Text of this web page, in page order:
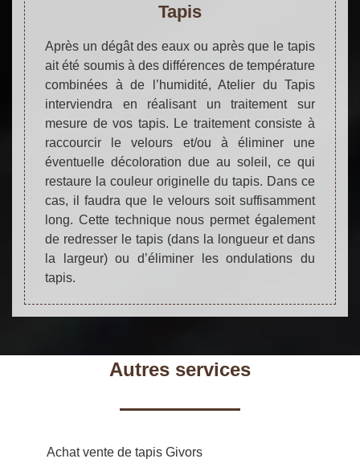
Tapis
Après un dégât des eaux ou après que le tapis
ait été soumis à des différences de température
combinées à de l’humidité, Atelier du Tapis
interviendra en réalisant un traitement sur
mesure de vos tapis. Le traitement consiste à
raccourcir le velours et/ou à éliminer une
éventuelle décoloration due au soleil, ce qui
restaure la couleur originelle du tapis. Dans ce
cas, il faudra que le velours soit suffisamment
long. Cette technique nous permet également
de redresser le tapis (dans la longueur et dans
la largeur) ou d’éliminer les ondulations du
tapis.
Autres services
Achat vente de tapis Givors